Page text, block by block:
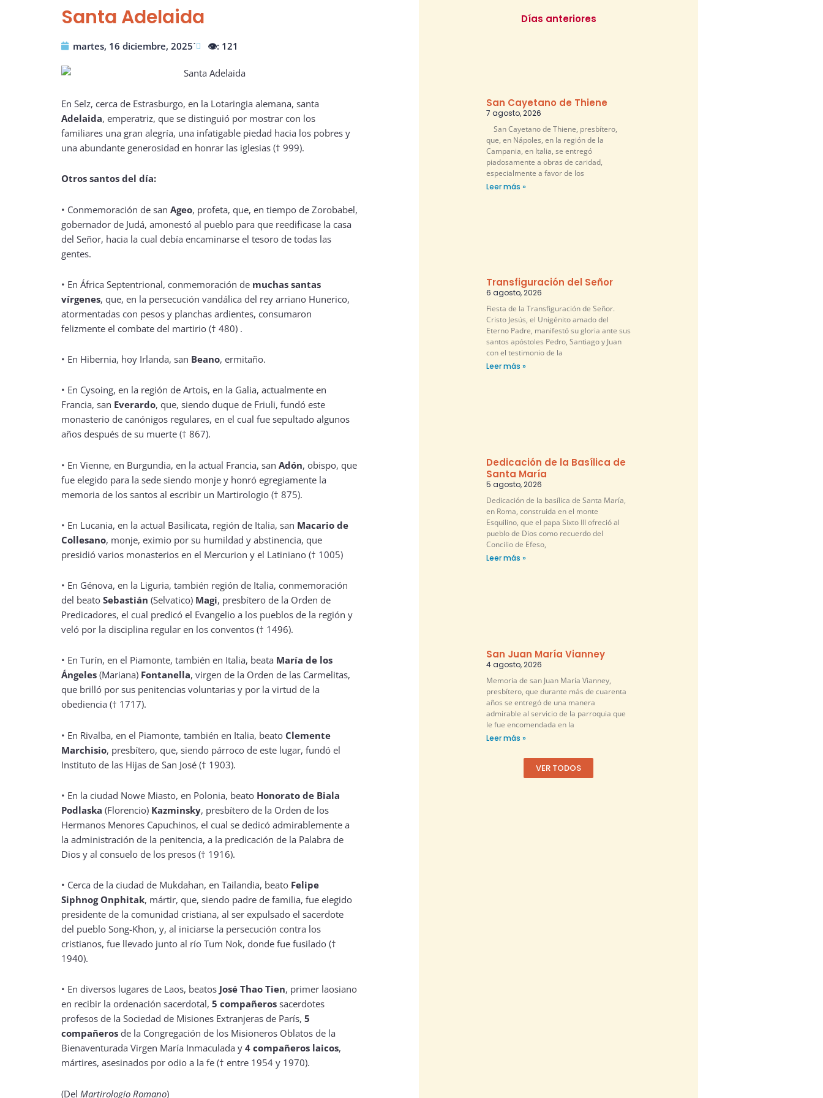
Santa Adelaida
martes, 16 diciembre, 2025˙ 👁️: 121
En Selz, cerca de Estrasburgo, en la Lotaringia alemana, santa
Adelaida, emperatriz, que se distinguió por mostrar con los
familiares una gran alegría, una infatigable piedad hacia los pobres y
una abundante generosidad en honrar las iglesias († 999).
Otros santos del día:
• Conmemoración de san Ageo, profeta, que, en tiempo de Zorobabel,
gobernador de Judá, amonestó al pueblo para que reedificase la casa
del Señor, hacia la cual debía encaminarse el tesoro de todas las
gentes.
• En África Septentrional, conmemoración de muchas santas
vírgenes, que, en la persecución vandálica del rey arriano Hunerico,
atormentadas con pesos y planchas ardientes, consumaron
felizmente el combate del martirio († 480) .
• En Hibernia, hoy Irlanda, san Beano, ermitaño.
• En Cysoing, en la región de Artois, en la Galia, actualmente en
Francia, san Everardo, que, siendo duque de Friuli, fundó este
monasterio de canónigos regulares, en el cual fue sepultado algunos
años después de su muerte († 867).
• En Vienne, en Burgundia, en la actual Francia, san Adón, obispo, que
fue elegido para la sede siendo monje y honró egregiamente la
memoria de los santos al escribir un Martirologio († 875).
• En Lucania, en la actual Basilicata, región de Italia, san Macario de
Collesano, monje, eximio por su humildad y abstinencia, que
presidió varios monasterios en el Mercurion y el Latiniano († 1005)
• En Génova, en la Liguria, también región de Italia, conmemoración
del beato Sebastián (Selvatico) Magi, presbítero de la Orden de
Predicadores, el cual predicó el Evangelio a los pueblos de la región y
veló por la disciplina regular en los conventos († 1496).
• En Turín, en el Piamonte, también en Italia, beata María de los
Ángeles (Mariana) Fontanella, virgen de la Orden de las Carmelitas,
que brilló por sus penitencias voluntarias y por la virtud de la
obediencia († 1717).
• En Rivalba, en el Piamonte, también en Italia, beato Clemente
Marchisio, presbítero, que, siendo párroco de este lugar, fundó el
Instituto de las Hijas de San José († 1903).
• En la ciudad Nowe Miasto, en Polonia, beato Honorato de Biala
Podlaska (Florencio) Kazminsky, presbítero de la Orden de los
Hermanos Menores Capuchinos, el cual se dedicó admirablemente a
la administración de la penitencia, a la predicación de la Palabra de
Dios y al consuelo de los presos († 1916).
• Cerca de la ciudad de Mukdahan, en Tailandia, beato Felipe
Siphnog Onphitak, mártir, que, siendo padre de familia, fue elegido
presidente de la comunidad cristiana, al ser expulsado el sacerdote
del pueblo Song-Khon, y, al iniciarse la persecución contra los
cristianos, fue llevado junto al río Tum Nok, donde fue fusilado (†
1940).
• En diversos lugares de Laos, beatos José Thao Tien, primer laosiano
en recibir la ordenación sacerdotal, 5 compañeros sacerdotes
profesos de la Sociedad de Misiones Extranjeras de París, 5
compañeros de la Congregación de los Misioneros Oblatos de la
Bienaventurada Virgen María Inmaculada y 4 compañeros laicos,
mártires, asesinados por odio a la fe († entre 1954 y 1970).
(Del Martirologio Romano)
Días anteriores
San Cayetano de Thiene
7 agosto, 2026
San Cayetano de Thiene, presbítero,
que, en Nápoles, en la región de la
Campania, en Italia, se entregó
piadosamente a obras de caridad,
especialmente a favor de los
Leer más »
Transfiguración del Señor
6 agosto, 2026
Fiesta de la Transfiguración de Señor.
Cristo Jesús, el Unigénito amado del
Eterno Padre, manifestó su gloria ante sus
santos apóstoles Pedro, Santiago y Juan
con el testimonio de la
Leer más »
Dedicación de la Basílica de
Santa María
5 agosto, 2026
Dedicación de la basílica de Santa María,
en Roma, construida en el monte
Esquilino, que el papa Sixto III ofreció al
pueblo de Dios como recuerdo del
Concilio de Efeso,
Leer más »
San Juan María Vianney
4 agosto, 2026
Memoria de san Juan María Vianney,
presbítero, que durante más de cuarenta
años se entregó de una manera
admirable al servicio de la parroquia que
le fue encomendada en la
Leer más »
VER TODOS